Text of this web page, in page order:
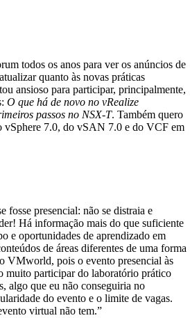
todos os anos para ver os anúncios de
quanto às novas práticas
ansioso para participar, principalmente,
O que há de novo no vRealize
passos no NSX-T. Também quero
vSphere 7.0, do vSAN 7.0 e do VCF em
fosse presencial: não se distraia e
Há informação mais do que suficiente
e oportunidades de aprendizado em
de áreas diferentes de uma forma
VMworld, pois o evento presencial às
muito participar do laboratório prático
algo que eu não conseguiria no
do evento e o limite de vagas.
virtual não tem.”